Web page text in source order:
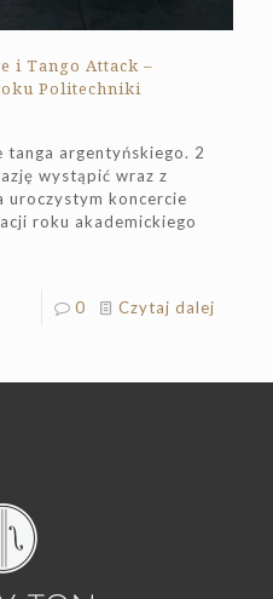
i Tango Attack –
Politechniki
argentyńskiego. 2
wystąpić wraz z
uroczystym koncercie
roku akademickiego
0 Czytaj dalej